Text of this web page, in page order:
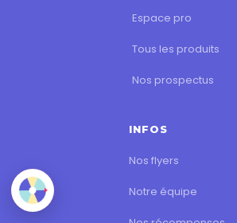
Espace pro
Tous les produits
Nos prospectus
INFOS
Nos flyers
Notre équipe